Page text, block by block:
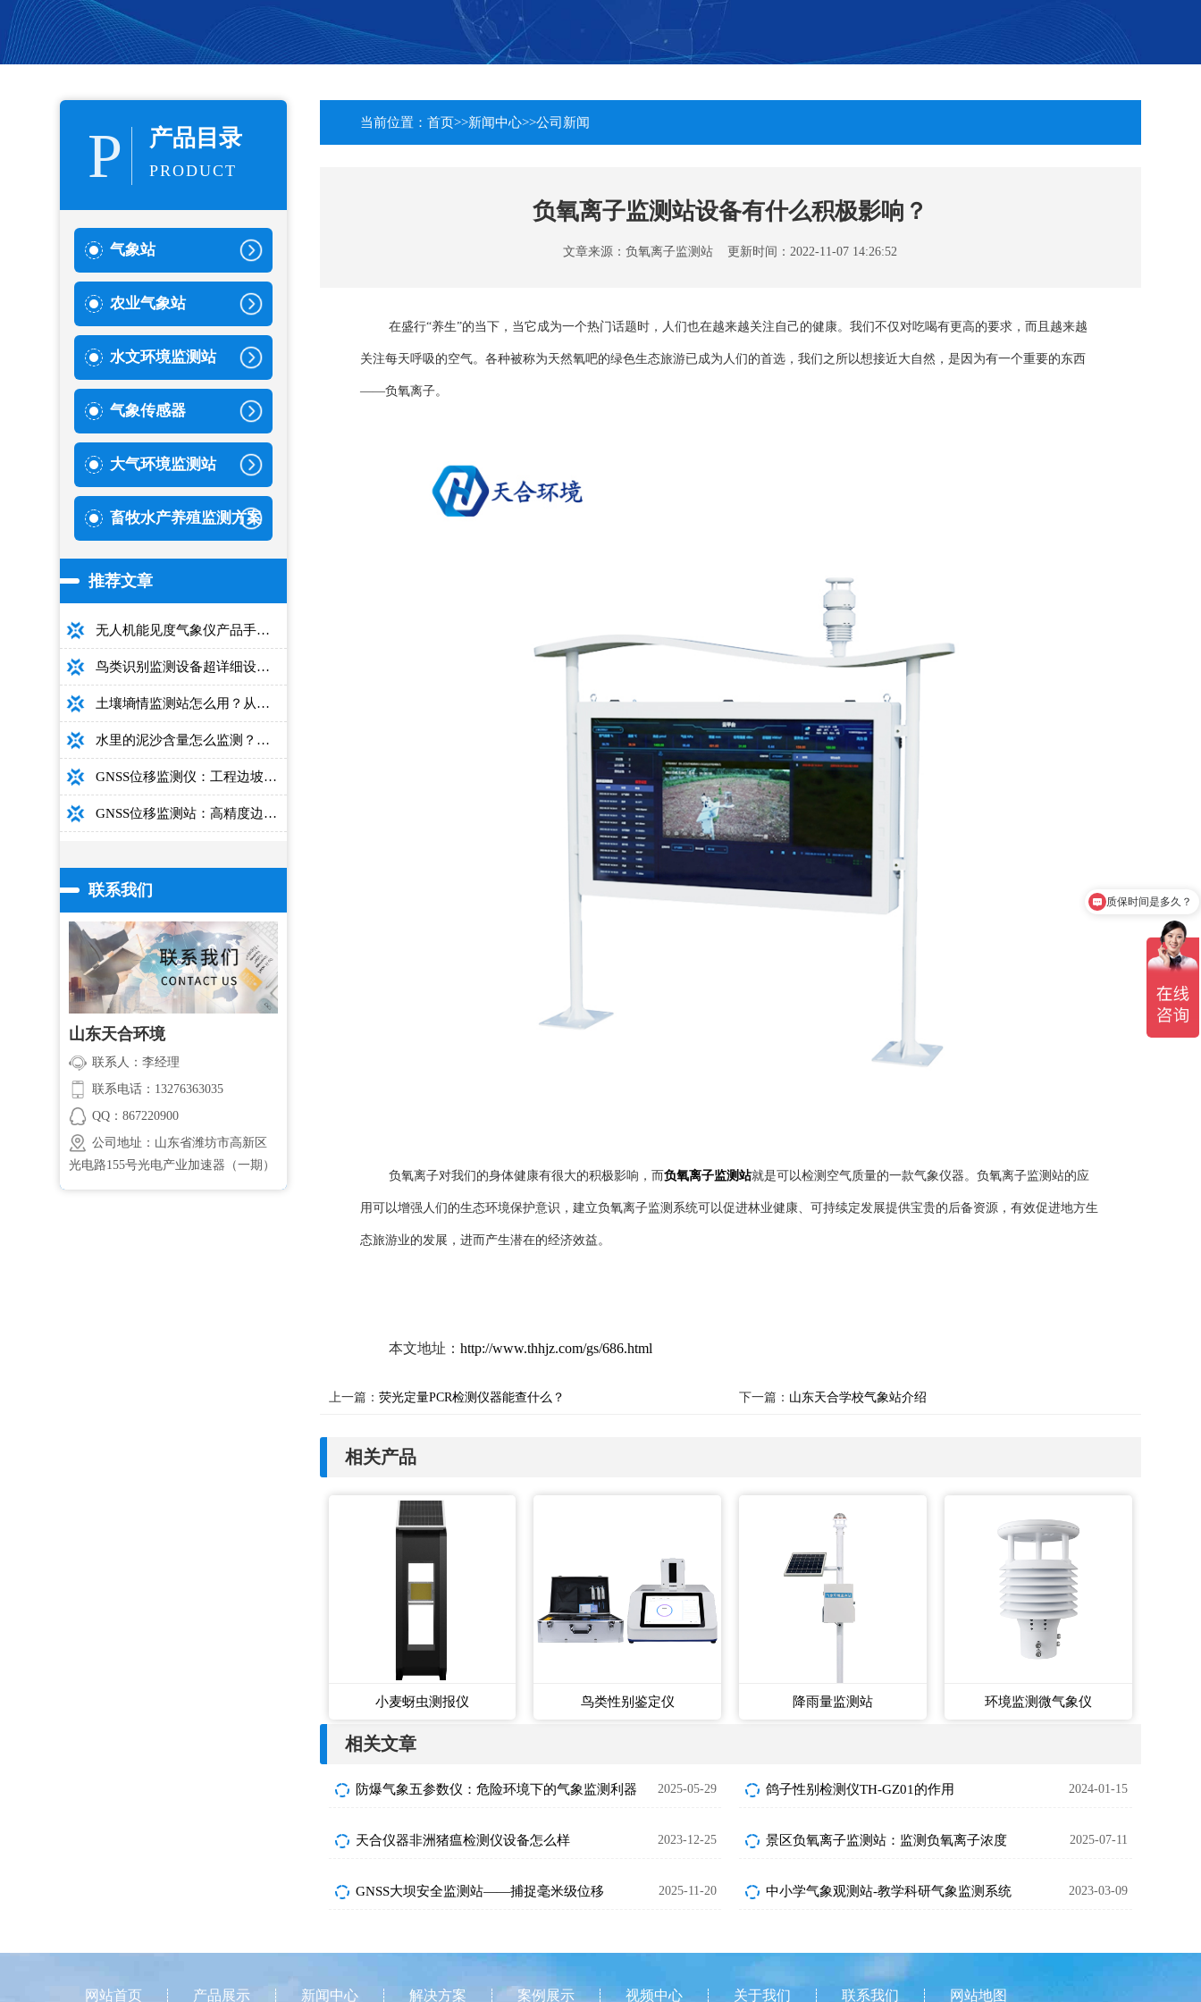
P 产品目录
PRODUCT
气象站
农业气象站
水文环境监测站
气象传感器
大气环境监测站
畜牧水产养殖监测方案
推荐文章
无人机能见度气象仪产品手册：型号推荐+详细性能参数+对比表+选购指南
鸟类识别监测设备超详细设备选型指南
土壤墒情监测站怎么用？从安装到数据解读的完整操作手册
水里的泥沙含量怎么监测？用这款光电测沙仪超方便！
GNSS位移监测仪：工程边坡毫米级高精度安全监测设备
GNSS位移监测站：高精度边坡大坝桥梁安全监测设备介绍
联系我们
山东天合环境
联系人：李经理
联系电话：13276363035
QQ：867220900
公司地址：山东省潍坊市高新区
光电路155号光电产业加速器（一期）
当前位置： 首页>>新闻中心>>公司新闻
负氧离子监测站设备有什么积极影响？
文章来源：负氧离子监测站 更新时间：2022-11-07 14:26:52
在盛行“养生”的当下，当它成为一个热门话题时，人们也在越来越关注自己的健康。我们不仅对吃喝有更高的要求，而且越来越
关注每天呼吸的空气。各种被称为天然氧吧的绿色生态旅游已成为人们的首选，我们之所以想接近大自然，是因为有一个重要的东西
——负氧离子。
负氧离子对我们的身体健康有很大的积极影响，而负氧离子监测站就是可以检测空气质量的一款气象仪器。负氧离子监测站的应
用可以增强人们的生态环境保护意识 ，建立负氧离子监测系统可以促进林业健康、可持续定发展提供宝贵的后备资源，有效促进地方生
态旅游业的发展，进而产生潜在的经济效益。
本文地址：http://www.thhjz.com/gs/686.html
上一篇： 荧光定量PCR检测仪器能查什么？ 下一篇： 山东天合学校气象站介绍
相关产品
小麦蚜虫测报仪 鸟类性别鉴定仪 降雨量监测站 环境监测微气象仪
相关文章
防爆气象五参数仪：危险环境下的气象监测利器 2025-05-29 鸽子性别检测仪TH-GZ01的作用 2024-01-15
天合仪器非洲猪瘟检测仪设备怎么样 2023-12-25 景区负氧离子监测站：监测负氧离子浓度 2025-07-11
GNSS大坝安全监测站——捕捉毫米级位移 2025-11-20 中小学气象观测站-教学科研气象监测系统 2023-03-09
网站首页 产品展示 新闻中心 解决方案 案例展示 视频中心 关于我们 联系我们 网站地图
产品有检测证书吗？